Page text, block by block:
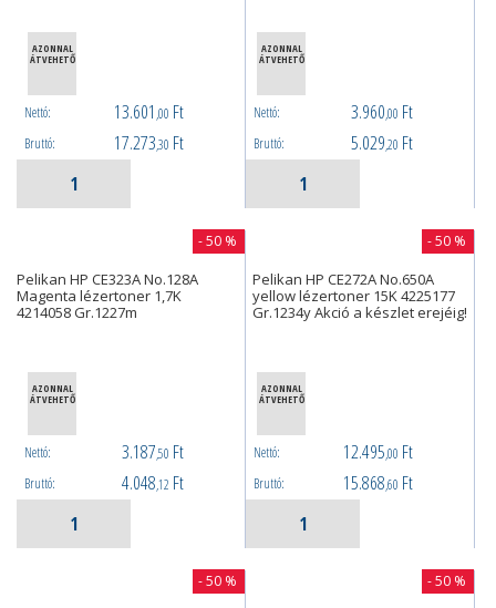
AZONNAL
ÁTVEHETŐ
Nettó: 13.601 ,00 Ft
Bruttó: 17.273,30 Ft
AZONNAL
ÁTVEHETŐ
Nettó: 3.960,00 Ft
Bruttó: 5.029,20 Ft
- 50 %
Pelikan HP CE323A No.128A
Magenta lézertoner 1,7K
4214058 Gr.1227m
AZONNAL
ÁTVEHETŐ
Nettó: 3.187,50 Ft
Bruttó: 4.048,12 Ft
- 50 %
Pelikan HP CE272A No.650A
yellow lézertoner 15K 4225177
Gr.1234y Akció a készlet erejéig!
AZONNAL
ÁTVEHETŐ
Nettó: 12.495,00 Ft
Bruttó: 15.868,60 Ft
- 50 % - 50 %